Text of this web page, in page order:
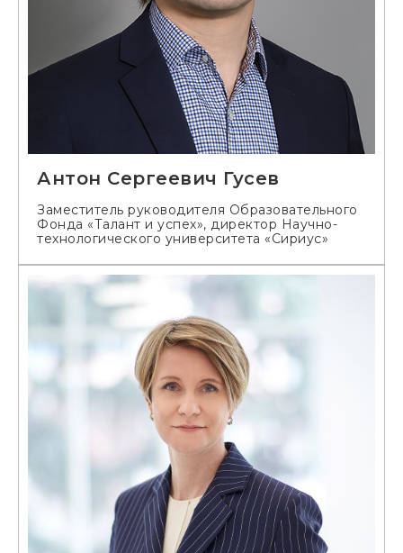
Антон Сергеевич Гусев
Заместитель руководителя Образовательного
Фонда «Талант и успех», директор Научно-
технологического университета «Сириус»